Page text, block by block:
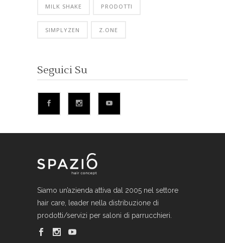
MILK SHAKE PRODOTTI
SIMPLYZEN Z.ONE
Seguici Su
Siamo un’azienda attiva dal 2005 nel settore
hair care, leader nella distribuzione di
prodotti/servizi per saloni di parrucchieri.